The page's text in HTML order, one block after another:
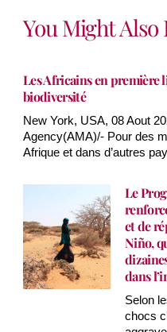
You Might Also
Les Africains en première
biodiversité
New York, USA, 08 Aout
Agency(AMA)/- Pour des
Afrique et dans d’autres
Le
et de
Niño,
dans
Selon
chocs